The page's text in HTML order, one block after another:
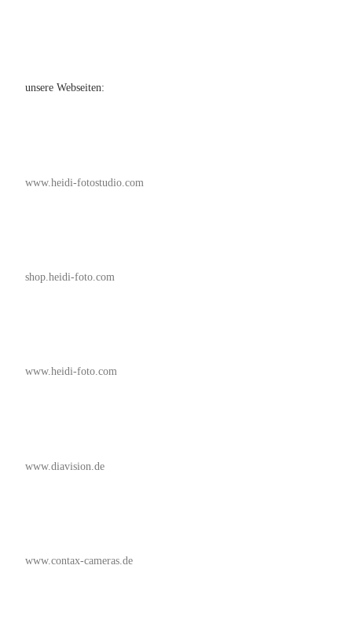
unsere Webseiten:
www.heidi-fotostudio.com
shop.heidi-foto.com
www.heidi-foto.com
www.diavision.de
www.contax-cameras.de